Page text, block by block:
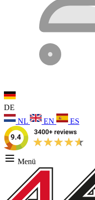
DE
NL
EN ES
Menü